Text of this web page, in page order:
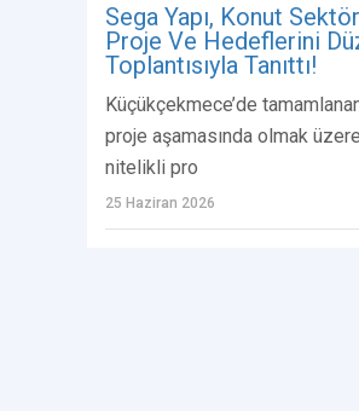
Sega Yapı, Konut
Proje Ve Hedeflerini
Toplantısıyla Tanıttı!
Küçükçekmece’de
proje aşamasında olmak
nitelikli pro
25 Haziran 2026